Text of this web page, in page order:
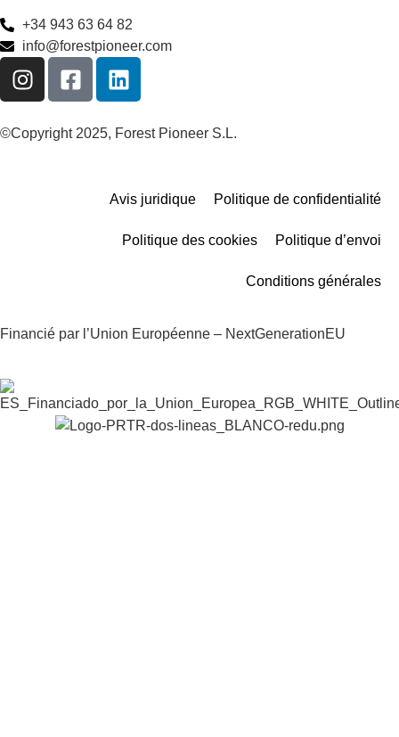
+34 943 63 64 82
info@forestpioneer.com
©Copyright 2025, Forest Pioneer S.L.
Avis juridique Politique de confidentialité
Politique des cookies Politique d’envoi
Conditions générales
Financié par l’Union Européenne – NextGenerationEU